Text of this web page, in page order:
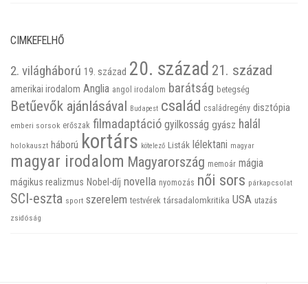
CIMKEFELHŐ
2. világháború 19. század 20. század 21. század
amerikai irodalom Anglia angol irodalom barátság betegség
Betűevők ajánlásával Budapest család családregény disztópia
emberi sorsok erőszak filmadaptáció gyilkosság gyász halál
holokauszt háború kortárs kötelező Listák lélektani magyar
magyar irodalom Magyarország memoár mágia
mágikus realizmus Nobel-díj novella nyomozás női sors párkapcsolat
SCI-eszta sport szerelem testvérek társadalomkritika USA utazás
zsidóság